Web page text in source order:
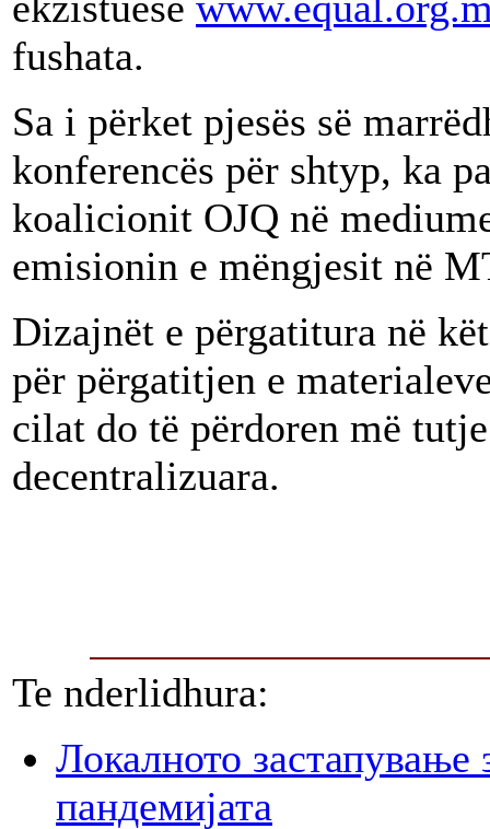
fushata.
Sa i përket pjesës së
konferencës për shtyp, ka
koalicionit OJQ në
emisionin e mëngjesit në
Dizajnët e përgatitura në
për përgatitjen e
cilat do të përdoren më
decentralizuara.
Te nderlidhura:
Локалното застапување
пандемијата